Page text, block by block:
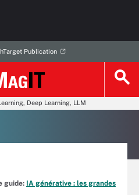
Publication
Deep Learning, LLM
guide: IA générative : les grandes